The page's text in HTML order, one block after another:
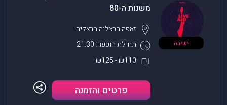
ישיבה
משנות ה-80
תחילת הופעה: 21:30
זאפה הרצליה הרצליה
₪110 - ₪125
פרטים והזמנה